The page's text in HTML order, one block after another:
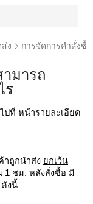
ง การจัดการคำสั่งซื้อ
มารถ
ร
ที่ หน้ารายละเอียด
าถูกนำส่ง ยกเว้น
1 ชม. หลังสั่งซื้อ มิ
ดังนี้